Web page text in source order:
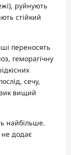
руйнують
стійкий
переносять
геморагічну
сечу,
вищий
найбільше.
не додає